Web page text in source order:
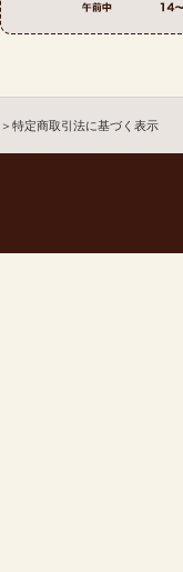
＞特定商取引法に基づく表示